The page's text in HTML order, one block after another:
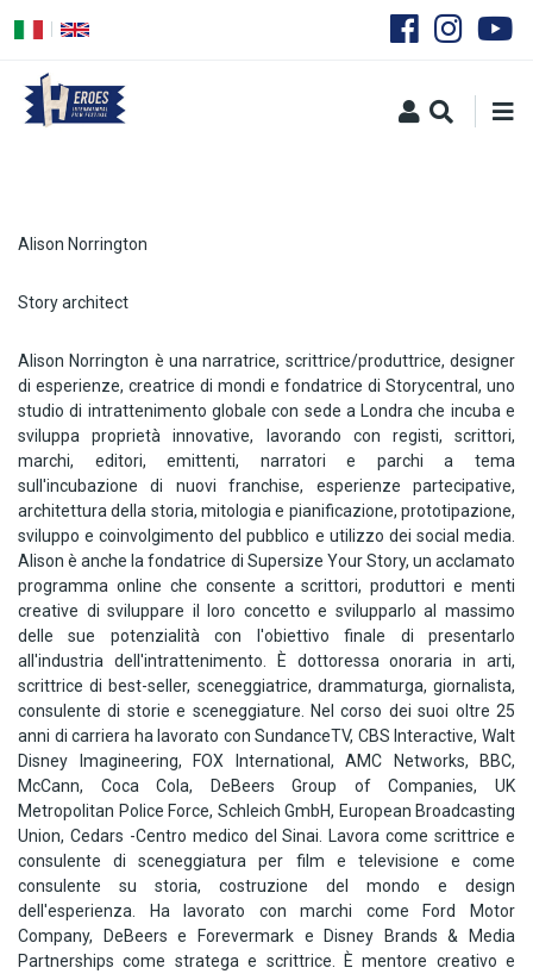
principale
Alison Norrington
Story architect
Alison Norrington è una narratrice, scrittrice/produttrice, designer
di esperienze, creatrice di mondi e fondatrice di Storycentral, uno
studio di intrattenimento globale con sede a Londra che incuba e
sviluppa proprietà innovative, lavorando con registi, scrittori,
marchi, editori, emittenti, narratori e parchi a tema
sull'incubazione di nuovi franchise, esperienze partecipative,
architettura della storia, mitologia e pianificazione, prototipazione,
sviluppo e coinvolgimento del pubblico e utilizzo dei social media.
Alison è anche la fondatrice di Supersize Your Story, un acclamato
programma online che consente a scrittori, produttori e menti
creative di sviluppare il loro concetto e svilupparlo al massimo
delle sue potenzialità con l'obiettivo finale di presentarlo
all'industria dell'intrattenimento. È dottoressa onoraria in arti,
scrittrice di best-seller, sceneggiatrice, drammaturga, giornalista,
consulente di storie e sceneggiature. Nel corso dei suoi oltre 25
anni di carriera ha lavorato con SundanceTV, CBS Interactive, Walt
Disney Imagineering, FOX International, AMC Networks, BBC,
McCann, Coca Cola, DeBeers Group of Companies, UK
Metropolitan Police Force, Schleich GmbH, European Broadcasting
Union, Cedars -Centro medico del Sinai. Lavora come scrittrice e
consulente di sceneggiatura per film e televisione e come
consulente su storia, costruzione del mondo e design
dell'esperienza. Ha lavorato con marchi come Ford Motor
Company, DeBeers e Forevermark e Disney Brands & Media
Partnerships come stratega e scrittrice. È mentore creativo e